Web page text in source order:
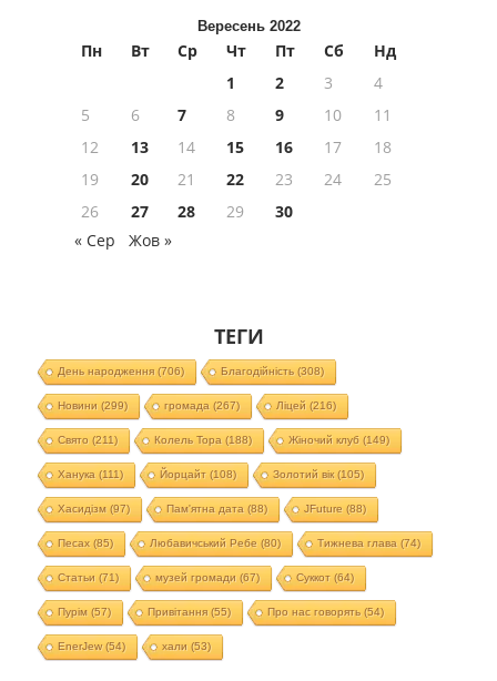
Вересень 2022
Пн Вт Ср Чт Пт Сб
Нд
1
2 3
4
5
6 7 8 9 10
11
12
13 14 15 16 17
18
19
20 21 22 23 24
25
26
27 28 29
30
« Сер
Жов »
ТЕГИ
День народження(706) Благодійність(308)
Новини (299) громада (267) Ліцей (216)
Свято (211) Колель Тора (188) Жіночий клуб (149)
Ханука (111) Йорцайт (108) Золотий вік(105)
Хасидізм (97) Пам'ятна дата (88) JFuture (88)
Песах(85) Любавичський Ребе (80) Тижнева глава (74)
Статьи (71) музей громади (67) Суккот (64)
Пурім (57) Привітання(55) Про нас говорять(54)
EnerJew(54) хали (53)